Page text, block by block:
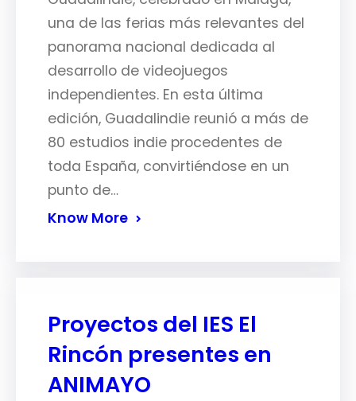
una de las ferias más relevantes del
panorama nacional dedicada al
desarrollo de videojuegos
independientes. En esta última
edición, Guadalindie reunió a más de
80 estudios indie procedentes de
toda España, convirtiéndose en un
punto de…
Know More
Proyectos del IES El
Rincón presentes en
ANIMAYO